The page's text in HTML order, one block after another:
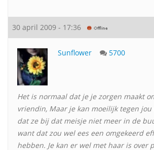
30 april 2009 - 17:36
Sunflower 5700
Het is normaal dat je je zorgen maakt
vriendin, Maar je kan moeilijk tegen
dat ze bij dat meisje niet meer in de
want dat zou wel ees een omgekeerd
hebben. Je kan er wel met haar is over